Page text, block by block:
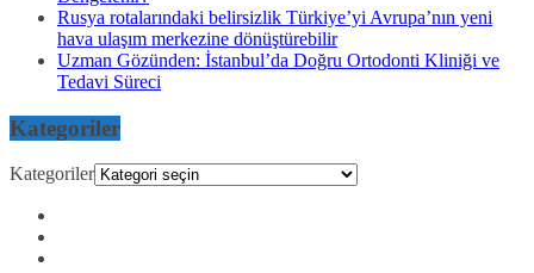
Rusya rotalarındaki belirsizlik Türkiye’yi Avrupa’nın yeni
hava ulaşım merkezine dönüştürebilir
Uzman Gözünden: İstanbul’da Doğru Ortodonti Kliniği ve
Tedavi Süreci
Kategoriler
Kategoriler